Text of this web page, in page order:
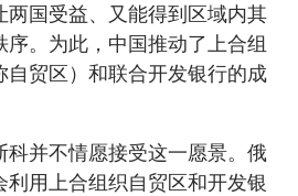
两国受益、又能得到区域内其
。为此，中国推动了上合组
自贸区）和联合开发银行的成
科并不情愿接受这一愿景。俄
利用上合组织自贸区和开发银